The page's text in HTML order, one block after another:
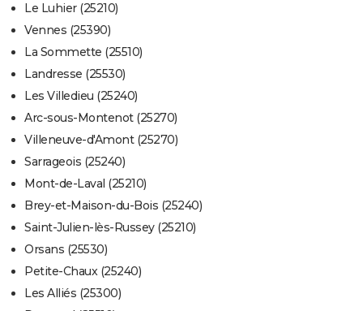
Le Luhier (25210)
Vennes (25390)
La Sommette (25510)
Landresse (25530)
Les Villedieu (25240)
Arc-sous-Montenot (25270)
Villeneuve-d'Amont (25270)
Sarrageois (25240)
Mont-de-Laval (25210)
Brey-et-Maison-du-Bois (25240)
Saint-Julien-lès-Russey (25210)
Orsans (25530)
Petite-Chaux (25240)
Les Alliés (25300)